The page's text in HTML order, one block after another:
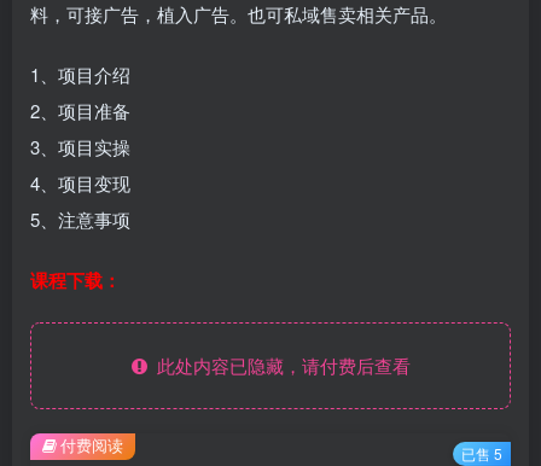
料，可接广告，植入广告。也可私域售卖相关产品。
1、项目介绍
2、项目准备
3、项目实操
4、项目变现
5、注意事项
课程下载：
此处内容已隐藏，请付费后查看
付费阅读 已售 5